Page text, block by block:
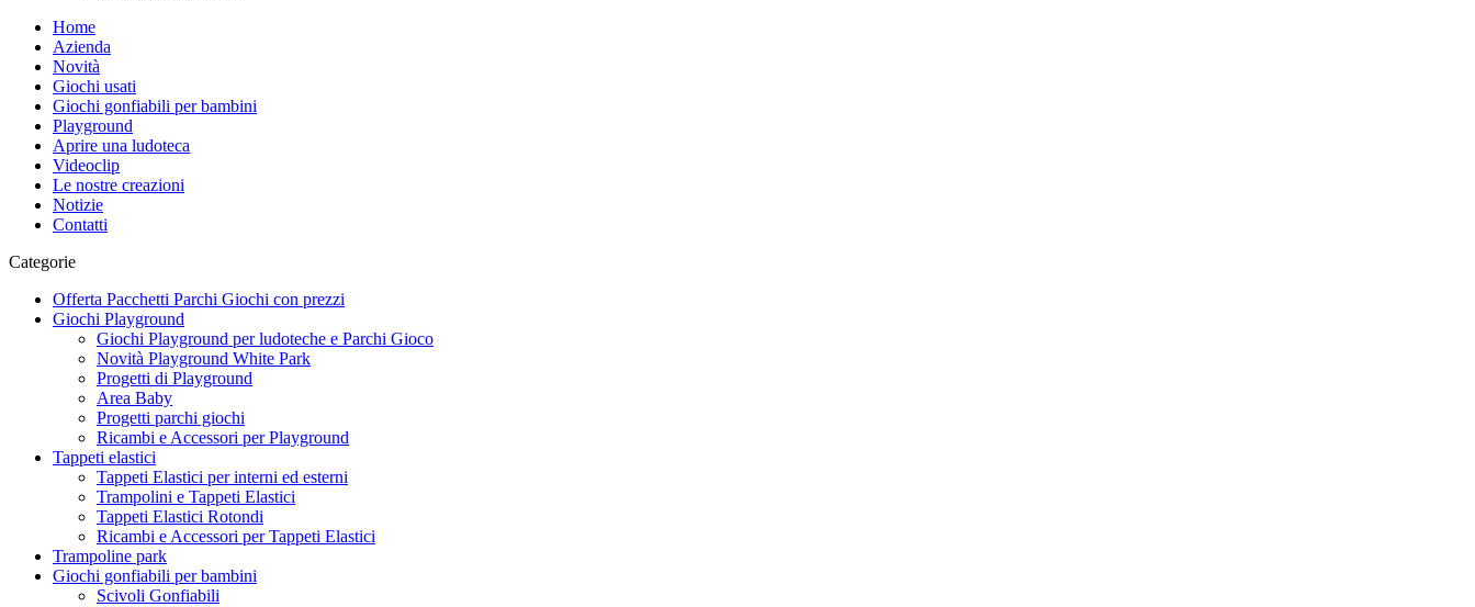
Home
Azienda
Novità
Giochi usati
Giochi gonfiabili per bambini
Playground
Aprire una ludoteca
Videoclip
Le nostre creazioni
Notizie
Contatti
Categorie
Offerta Pacchetti Parchi Giochi con prezzi
Giochi Playground
Giochi Playground per ludoteche e Parchi Gioco
Novità Playground White Park
Progetti di Playground
Area Baby
Progetti parchi giochi
Ricambi e Accessori per Playground
Tappeti elastici
Tappeti Elastici per interni ed esterni
Trampolini e Tappeti Elastici
Tappeti Elastici Rotondi
Ricambi e Accessori per Tappeti Elastici
Trampoline park
Giochi gonfiabili per bambini
Scivoli Gonfiabili